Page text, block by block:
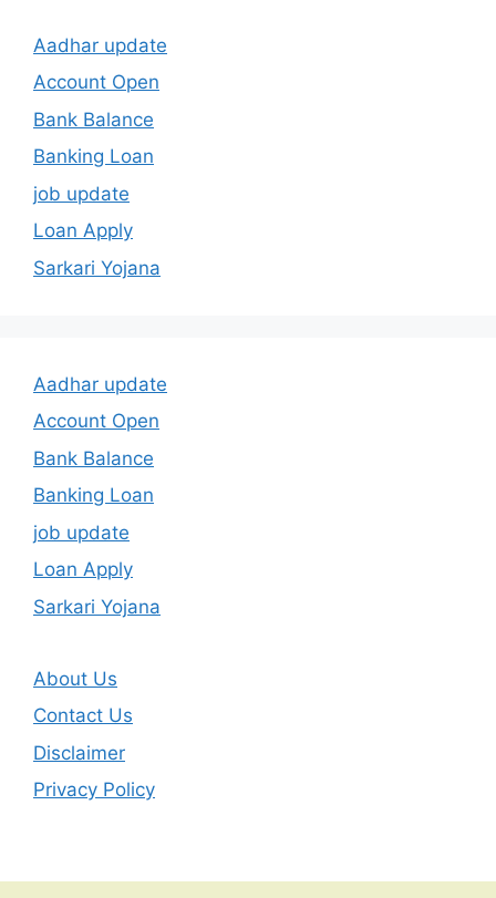
Aadhar update
Account Open
Bank Balance
Banking Loan
job update
Loan Apply
Sarkari Yojana
Aadhar update
Account Open
Bank Balance
Banking Loan
job update
Loan Apply
Sarkari Yojana
About Us
Contact Us
Disclaimer
Privacy Policy